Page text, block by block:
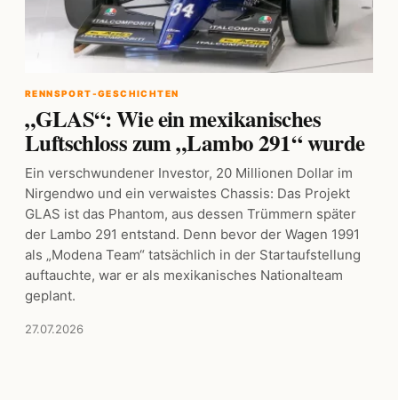
RENNSPORT-GESCHICHTEN
„GLAS“: Wie ein mexikanisches
Luftschloss zum „Lambo 291“ wurde
Ein verschwundener Investor, 20 Millionen Dollar im
Nirgendwo und ein verwaistes Chassis: Das Projekt
GLAS ist das Phantom, aus dessen Trümmern später
der Lambo 291 entstand. Denn bevor der Wagen 1991
als „Modena Team“ tatsächlich in der Startaufstellung
auftauchte, war er als mexikanisches Nationalteam
geplant.
27.07.2026